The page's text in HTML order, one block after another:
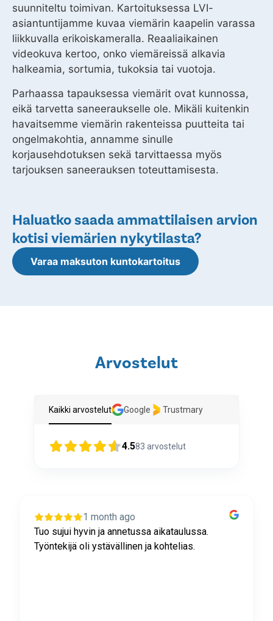
suunniteltu toimivan. Kartoituksessa LVI-
asiantuntijamme kuvaa viemärin kaapelin varassa
liikkuvalla erikoiskameralla. Reaaliaikainen
videokuva kertoo, onko viemäreissä alkavia
halkeamia, sortumia, tukoksia tai vuotoja.
Parhaassa tapauksessa viemärit ovat kunnossa,
eikä tarvetta saneeraukselle ole. Mikäli kuitenkin
havaitsemme viemärin rakenteissa puutteita tai
ongelmakohtia, annamme sinulle
korjausehdotuksen sekä tarvittaessa myös
tarjouksen saneerauksen toteuttamisesta.
Haluatko saada ammattilaisen arvion
kotisi viemärien nykytilasta?
Varaa maksuton kuntokartoitus
Arvostelut
Kaikki arvostelut Google Trustmary
4.583 arvostelut
1 month ago
Tuo sujui hyvin ja annetussa aikataulussa.
Työntekijä oli ystävällinen ja kohtelias.